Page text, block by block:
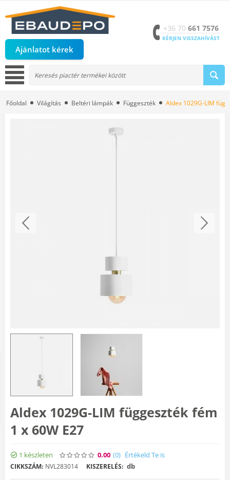
Ajánlatot kérek
+36 70 661 7576
KÉRJEN VISSZAHÍVÁST
Főoldal Világítás Beltéri lámpák Függeszték Aldex 1029G-LIM
Aldex 1029G-LIM függeszték fém
1 x 60W E27
1 készleten 0.00 (0) Értékeld Te is
CIKKSZÁM: NVL283014 KISZERELÉS: db